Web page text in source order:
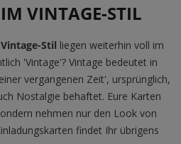
VINTAGE-STIL
Stil liegen weiterhin voll im
'Vintage'? Vintage bedeutet in
vergangenen Zeit', ursprünglich,
Nostalgie behaftet. Eure Karten
nehmen nur den Look von
findet Ihr übrigens